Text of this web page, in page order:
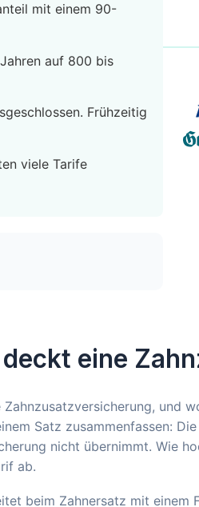
mit einem 90-
auf 800 bis
Frühzeitig
viele Tarife
deckt eine
Zahnzusatzversicherung, und
Satz zusammenfassen:
nicht übernimmt. Wie
ab.
beim Zahnersatz mit einem